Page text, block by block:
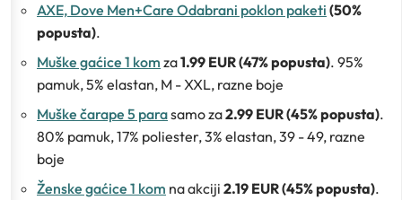
AXE, Dove Men+Care Odabrani poklon paketi (50%
popusta).
Muške gaćice 1 kom za1.99 EUR (47% popusta). 95%
pamuk, 5% elastan, M - XXL, razne boje
Muške čarape 5 parasamo za2.99 EUR (45% popusta).
80% pamuk, 17% poliester, 3% elastan, 39 - 49, razne
boje
Ženske gaćice 1 kom na akciji 2.19 EUR (45% popusta).